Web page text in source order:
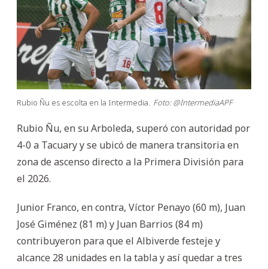
Rubio Ñu es escolta en la Intermedia. Foto: @IntermediaAPF
Rubio Ñu, en su Arboleda, superó con autoridad por
4-0 a Tacuary y se ubicó de manera transitoria en
zona de ascenso directo a la Primera División para
el 2026.
Junior Franco, en contra, Víctor Penayo (60 m), Juan
José Giménez (81 m) y Juan Barrios (84 m)
contribuyeron para que el Albiverde festeje y
alcance 28 unidades en la tabla y así quedar a tres